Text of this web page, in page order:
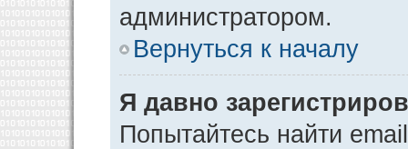
администратором.
Вернуться к началу
Я давно
Попытайтесь найти